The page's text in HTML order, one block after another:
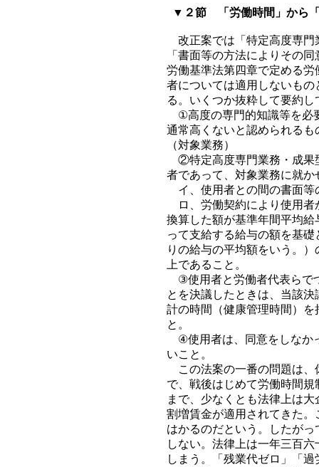
▼２節 「労働時間」から
改正案では「特定高度専門
「書面等の方法によりその
労働基準法第四章で定める
者については適用しないも
る。いくつか抜粋して要約し
①高度の専門的知識等を必
通常高くないと認められる
（対象業務）
②特定高度専門業務・成果
者であって、対象業務に就
イ、使用者との間の書面等
ロ、労働契約により使用者
換算した額が基準年間平均
って支給する給与の額を基
りの給与の平均額をいう。
上であること。
③使用者と労働者代表らで
とを決議したときは、当該
計の時間（健康管理時間）
と。
④使用者は、同意をしなか
いこと。
この法案の一番の問題は、
で、戦後はじめて労働時間
まで、少なくとも法律上は
割増賃金が適用されてきた
はかるのだという。したが
しない。法律上は一年三百
しまう。「残業代ゼロ」「